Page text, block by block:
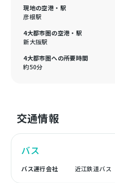
現地の空港・駅
彦根駅
4大都市圏の空港・駅
新大阪駅
4大都市圏への所要時間
約50分
交通情報
バス
バス運行会社 近江鉄道バス